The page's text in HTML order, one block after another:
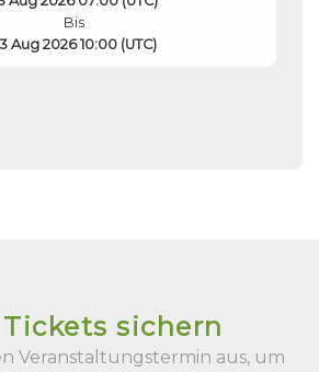
Bis
Aug 2026 10:00 (UTC)
sichern
Veranstaltungstermin aus, um